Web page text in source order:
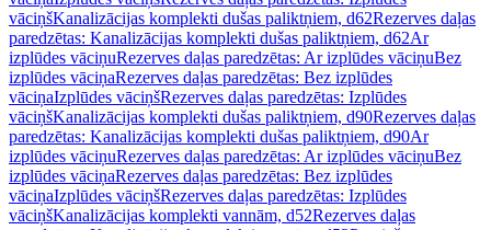
vāciņšKanalizācijas komplekti dušas paliktņiem, d62Rezerves daļas
paredzētas: Kanalizācijas komplekti dušas paliktņiem, d62Ar
izplūdes vāciņuRezerves daļas paredzētas: Ar izplūdes vāciņuBez
izplūdes vāciņaRezerves daļas paredzētas: Bez izplūdes
vāciņaIzplūdes vāciņšRezerves daļas paredzētas: Izplūdes
vāciņšKanalizācijas komplekti dušas paliktņiem, d90Rezerves daļas
paredzētas: Kanalizācijas komplekti dušas paliktņiem, d90Ar
izplūdes vāciņuRezerves daļas paredzētas: Ar izplūdes vāciņuBez
izplūdes vāciņaRezerves daļas paredzētas: Bez izplūdes
vāciņaIzplūdes vāciņšRezerves daļas paredzētas: Izplūdes
vāciņšKanalizācijas komplekti vannām, d52Rezerves daļas